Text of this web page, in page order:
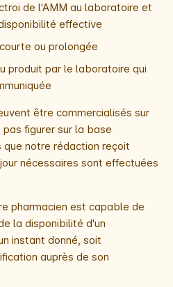
de l'AMM au laboratoire et
effective
ou prolongée
produit par le laboratoire qui
être commercialisés sur
figurer sur la base
notre rédaction reçoit
nécessaires sont effectuées
pharmacien est capable de
la disponibilité d'un
instant donné, soit
auprès de son